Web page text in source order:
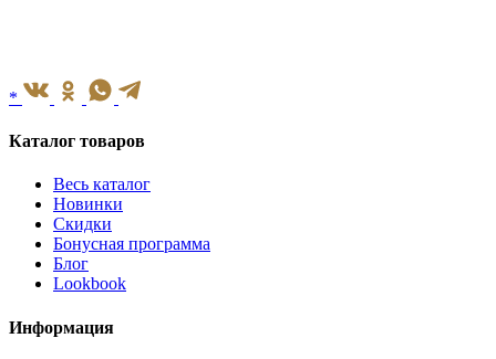
*
Каталог товаров
Весь каталог
Новинки
Скидки
Бонусная программа
Блог
Lookbook
Информация